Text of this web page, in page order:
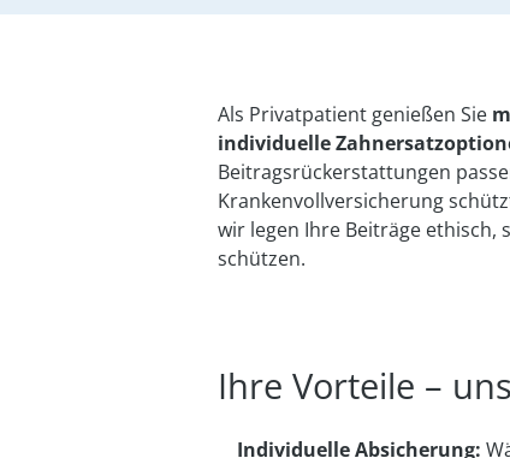
Als Privatpatient genießen Sie
individuelle
Beitragsrückerstattungen
Krankenvollversicherung
wir legen Ihre Beiträge ethisch,
schützen.
Ihre Vorteile –
Individuelle Absicherung: